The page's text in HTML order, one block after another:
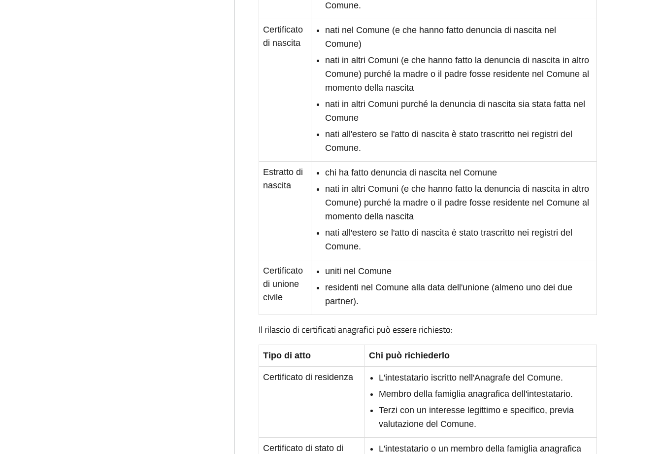
Comune.
Certificato
di nascita
nati nel Comune (e che hanno fatto denuncia di nascita nel
Comune)
nati in altri Comuni (e che hanno fatto la denuncia di nascita in altro
Comune) purché la madre o il padre fosse residente nel Comune al
momento della nascita
nati in altri Comuni purché la denuncia di nascita sia stata fatta nel
Comune
nati all'estero se l'atto di nascita è stato trascritto nei registri del
Comune.
Estratto di
nascita
chi ha fatto denuncia di nascita nel Comune
nati in altri Comuni (e che hanno fatto la denuncia di nascita in altro
Comune) purché la madre o il padre fosse residente nel Comune al
momento della nascita
nati all'estero se l'atto di nascita è stato trascritto nei registri del
Comune.
Certificato
di unione
civile
uniti nel Comune
residenti nel Comune alla data dell'unione (almeno uno dei due
partner).
Il rilascio di certificati anagrafici può essere richiesto:
Tipo di atto Chi può richiederlo
Certificato di residenza
L'intestatario iscritto nell'Anagrafe del Comune.
Membro della famiglia anagrafica dell'intestatario.
Terzi con un interesse legittimo e specifico, previa
valutazione del Comune.
Certificato di stato di
L'intestatario o un membro della famiglia anagrafica